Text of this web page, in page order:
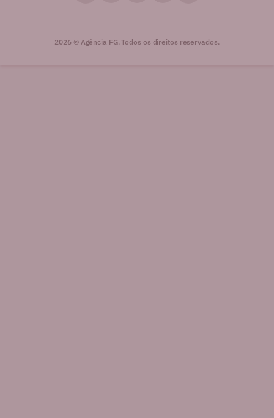
2026 © Agência FG. Todos os direitos reservados.